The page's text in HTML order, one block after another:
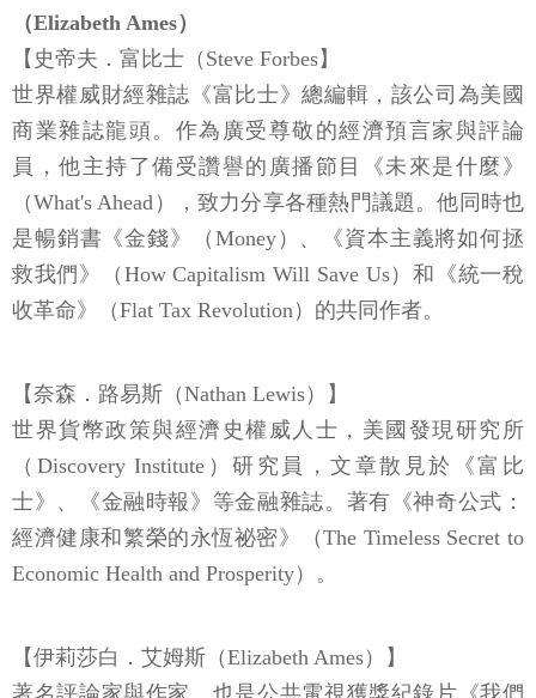
（Elizabeth Ames）
【史帝夫．富比士（Steve Forbes】
世界權威財經雜誌《富比士》總編輯，該公司為美國
商業雜誌龍頭。作為廣受尊敬的經濟預言家與評論
員，他主持了備受讚譽的廣播節目《未來是什麼》
（What's Ahead），致力分享各種熱門議題。他同時也
是暢銷書《金錢》（Money）、《資本主義將如何拯
救我們》（How Capitalism Will Save Us）和《統一稅
收革命》（Flat Tax Revolution）的共同作者。
【奈森．路易斯（Nathan Lewis）】
世界貨幣政策與經濟史權威人士，美國發現研究所
（Discovery Institute）研究員，文章散見於《富比
士》、《金融時報》等金融雜誌。著有《神奇公式：
經濟健康和繁榮的永恆祕密》（The Timeless Secret to
Economic Health and Prosperity）。
【伊莉莎白．艾姆斯（Elizabeth Ames）】
著名評論家與作家，也是公共電視獲獎紀錄片《我們